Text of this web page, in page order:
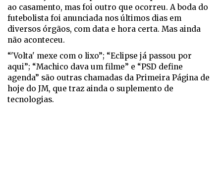
ao casamento, mas foi outro que ocorreu. A boda do
futebolista foi anunciada nos últimos dias em
diversos órgãos, com data e hora certa. Mas ainda
não aconteceu.
“'Volta' mexe com o lixo”; “Eclipse já passou por
aqui”; “Machico dava um filme” e “PSD define
agenda” são outras chamadas da Primeira Página de
hoje do JM, que traz ainda o suplemento de
tecnologias.